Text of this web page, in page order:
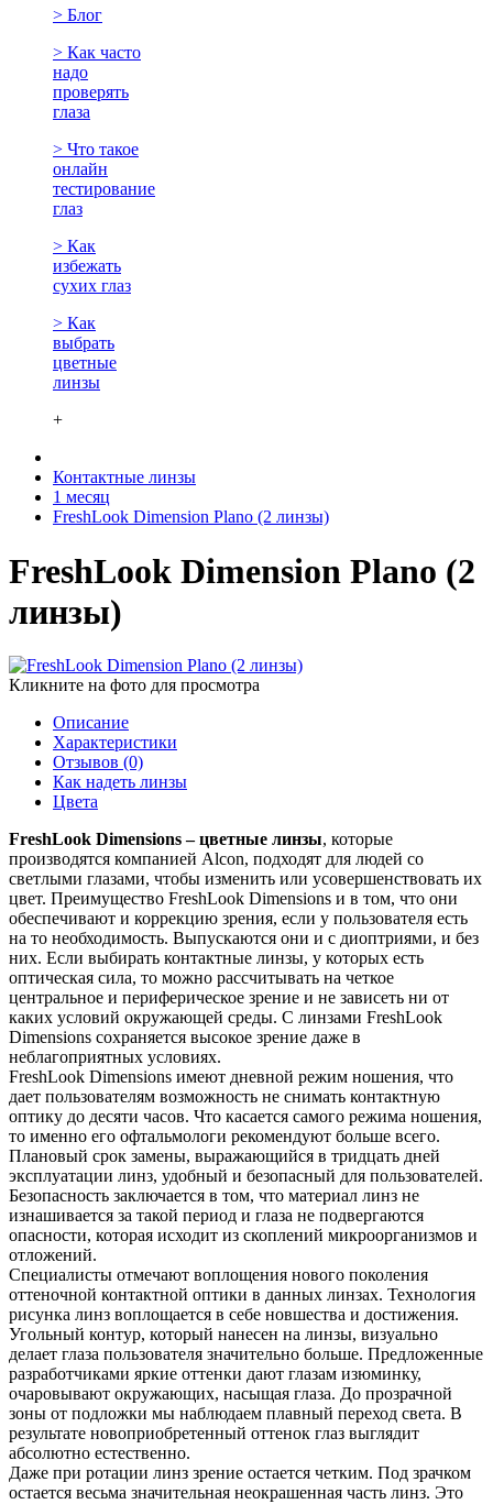
> Блог
> Как часто
надо
проверять
глаза
> Что такое
онлайн
тестирование
глаз
> Как
избежать
сухих глаз
> Как
выбрать
цветные
линзы
+
Контактные линзы
1 месяц
FreshLook Dimension Plano (2 линзы)
FreshLook Dimension Plano (2
линзы)
Кликните на фото для просмотра
Описание
Характеристики
Отзывов (0)
Как надеть линзы
Цвета
FreshLook Dimensions – цветные линзы, которые
производятся компанией Alcon, подходят для людей со
светлыми глазами, чтобы изменить или усовершенствовать их
цвет. Преимущество FreshLook Dimensions и в том, что они
обеспечивают и коррекцию зрения, если у пользователя есть
на то необходимость. Выпускаются они и с диоптриями, и без
них. Если выбирать контактные линзы, у которых есть
оптическая сила, то можно рассчитывать на четкое
центральное и периферическое зрение и не зависеть ни от
каких условий окружающей среды. С линзами FreshLook
Dimensions сохраняется высокое зрение даже в
неблагоприятных условиях.
FreshLook Dimensions имеют дневной режим ношения, что
дает пользователям возможность не снимать контактную
оптику до десяти часов. Что касается самого режима ношения,
то именно его офтальмологи рекомендуют больше всего.
Плановый срок замены, выражающийся в тридцать дней
эксплуатации линз, удобный и безопасный для пользователей.
Безопасность заключается в том, что материал линз не
изнашивается за такой период и глаза не подвергаются
опасности, которая исходит из скоплений микроорганизмов и
отложений.
Специалисты отмечают воплощения нового поколения
оттеночной контактной оптики в данных линзах. Технология
рисунка линз воплощается в себе новшества и достижения.
Угольный контур, который нанесен на линзы, визуально
делает глаза пользователя значительно больше. Предложенные
разработчиками яркие оттенки дают глазам изюминку,
очаровывают окружающих, насыщая глаза. До прозрачной
зоны от подложки мы наблюдаем плавный переход света. В
результате новоприобретенный оттенок глаз выглядит
абсолютно естественно.
Даже при ротации линз зрение остается четким. Под зрачком
остается весьма значительная неокрашенная часть линз. Это